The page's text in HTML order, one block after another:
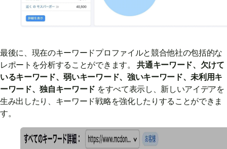
最後に、現在のキーワードプロファイルと競合他社の包括的な
レポートを分析することができます。共通キーワード、欠けて
いるキーワード、弱いキーワード、強いキーワード、未利用キ
ーワード、独自キーワード をすべて表示し、新しいアイデアを
生み出したり、キーワード戦略を強化したりすることができま
す。